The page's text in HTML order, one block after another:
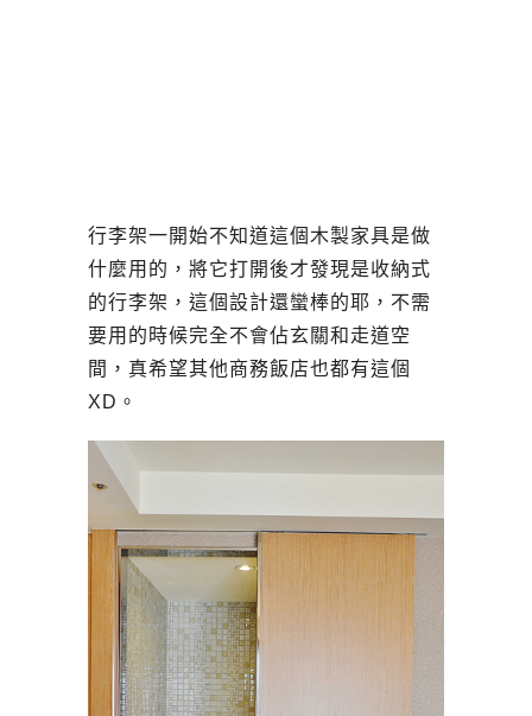
行李架一開始不知道這個木製家具是做
什麼用的，將它打開後才發現是收納式
的行李架，這個設計還蠻棒的耶，不需
要用的時候完全不會佔玄關和走道空
間，真希望其他商務飯店也都有這個
XD。